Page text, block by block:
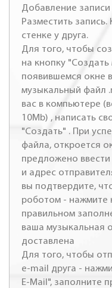
Добавление
Разместить
стенке у друга.
Для того, чтобы
на кнопку "Создать
появившемся окне
музыкальный файл
вас в компьютере
10Mb) , написать
"Создать" . При
файла, откроется
предложено
и адрес
вы подтвердите,
роботом - нажмите
правильном
ваша музыкальная
доставлена
Для того, чтобы
e-mail друга -
E-Mail", заполните